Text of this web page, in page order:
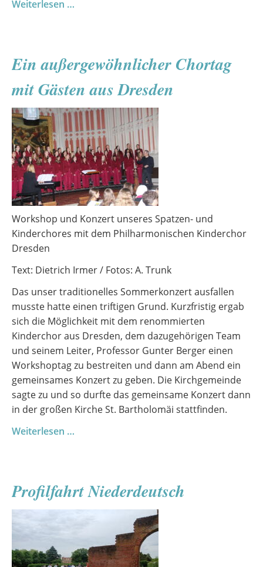
Weiterlesen …
ein
Medienprojekt
der
10.
Klassen
Ein außergewöhnlicher Chortag
mit Gästen aus Dresden
Workshop und Konzert unseres Spatzen- und
Kinderchores mit dem Philharmonischen Kinderchor
Dresden
Text: Dietrich Irmer / Fotos: A. Trunk
Das unser traditionelles Sommerkonzert ausfallen
musste hatte einen triftigen Grund. Kurzfristig ergab
sich die Möglichkeit mit dem renommierten
Kinderchor aus Dresden, dem dazugehörigen Team
und seinem Leiter, Professor Gunter Berger einen
Workshoptag zu bestreiten und dann am Abend ein
gemeinsames Konzert zu geben. Die Kirchgemeinde
sagte zu und so durfte das gemeinsame Konzert dann
in der großen Kirche St. Bartholomäi stattfinden.
Weiterlesen …
Gästen
Profilfahrt Niederdeutsch